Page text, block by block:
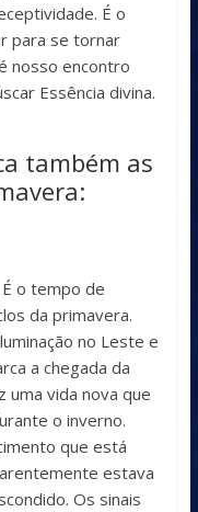
É o
para se tornar
nosso encontro
Essência divina.
também as
o tempo de
da primavera.
no Leste e
a chegada da
uma vida nova que
o inverno.
que está
estava
Os sinais